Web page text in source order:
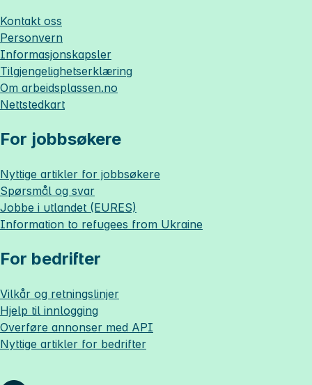
Kontakt oss
Personvern
Informasjonskapsler
Tilgjengelighetserklæring
Om arbeidsplassen.no
Nettstedkart
For jobbsøkere
Nyttige artikler for jobbsøkere
Spørsmål og svar
Jobbe i utlandet (EURES)
Information to refugees from Ukraine
For bedrifter
Vilkår og retningslinjer
Hjelp til innlogging
Overføre annonser med API
Nyttige artikler for bedrifter